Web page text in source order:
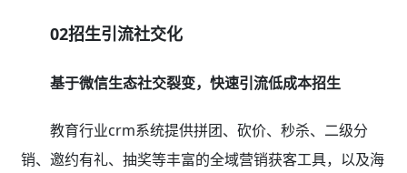
02招生引流社交化
基于微信生态社交裂变，快速引流低成本招生
教育行业crm系统提供拼团、砍价、秒杀、二级分
销、邀约有礼、抽奖等丰富的全域营销获客工具，以及海